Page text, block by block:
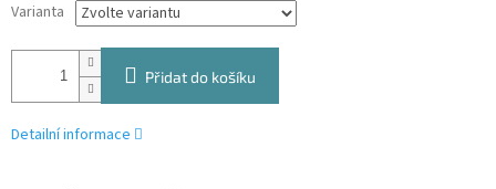
Varianta
Přidat do košíku
Detailní informace